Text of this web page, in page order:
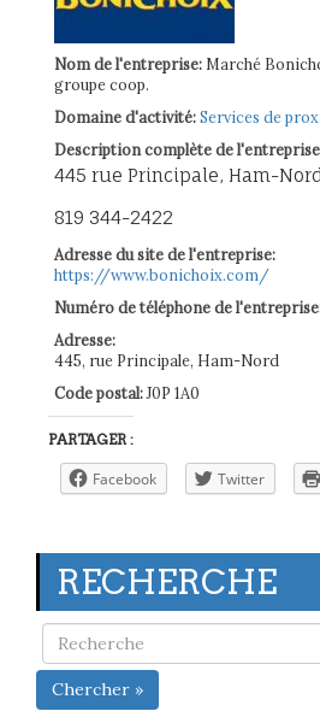
Nom de l'entreprise: Marché
groupe coop.
Domaine d'activité:Services de
Description complète de
445 rue Principale, Ham-
819 344-2422
Adresse du site de l'entreprise:
https://www.bonichoix.com/
Numéro de téléphone de
Adresse:
445, rue Principale, Ham-Nord
Code postal:J0P 1A0
PARTAGER :
Facebook Twitter
RECHERCHE
Chercher »